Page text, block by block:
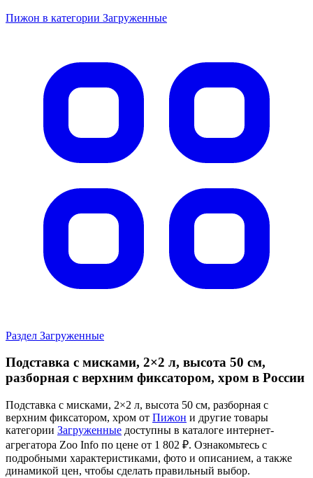
Пижон в категории Загруженные
Раздел Загруженные
Подставка с мисками, 2×2 л, высота 50 см,
разборная с верхним фиксатором, хром в России
Подставка с мисками, 2×2 л, высота 50 см, разборная с
верхним фиксатором, хром от Пижон и другие товары
категории Загруженные доступны в каталоге интернет-
агрегатора Zoo Info по цене от 1 802 ₽. Ознакомьтесь с
подробными характеристиками, фото и описанием, а также
динамикой цен, чтобы сделать правильный выбор.